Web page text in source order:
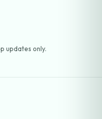
updates only.